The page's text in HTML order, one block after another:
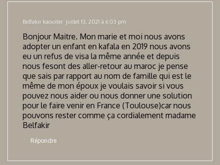
Belfakir kaouiter juillet 13, 2021 à 6:03 pm
Bonjour Maitre. Mon marie et moi nous avons
adopter un enfant en kafala en 2019 nous avons
eu un refus de visa la même année et depuis
nous fesont des aller-retour au maroc je pense
que sais par rapport au nom de famille qui est le
même de mon époux je voulais savoir si vous
pouvez nous aider ou nous donner une solution
pour le faire venir en France (Toulouse)car nous
pouvons rester comme ça cordialement madame
Belfakir
Répondre